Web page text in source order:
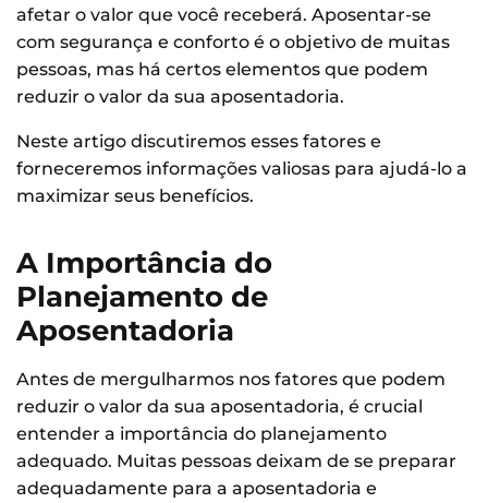
afetar o valor que você receberá. Aposentar-se
com segurança e conforto é o objetivo de muitas
pessoas, mas há certos elementos que podem
reduzir o valor da sua aposentadoria.
Neste artigo discutiremos esses fatores e
forneceremos informações valiosas para ajudá-lo a
maximizar seus benefícios.
A Importância do
Planejamento de
Aposentadoria
Antes de mergulharmos nos fatores que podem
reduzir o valor da sua aposentadoria, é crucial
entender a importância do planejamento
adequado. Muitas pessoas deixam de se preparar
adequadamente para a aposentadoria e